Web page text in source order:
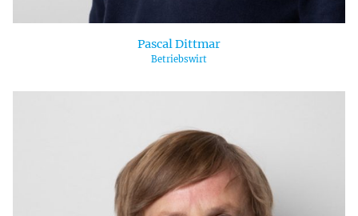
Pascal Dittmar
Betriebswirt